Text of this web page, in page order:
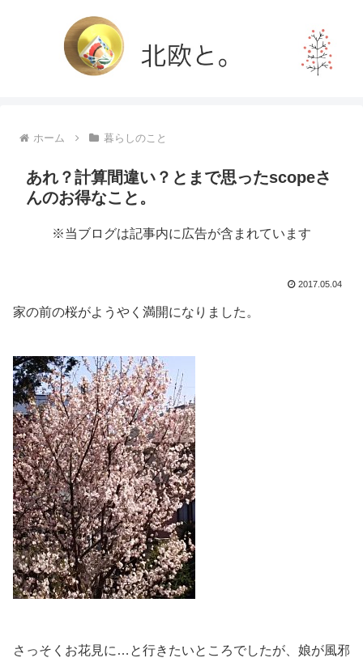
ホーム 暮らしのこと
あれ？計算間違い？とまで思ったscopeさ
んのお得なこと。
※当ブログは記事内に広告が含まれています
2017.05.04
家の前の桜がようやく満開になりました。
さっそくお花見に…と行きたいところでしたが、娘が風邪